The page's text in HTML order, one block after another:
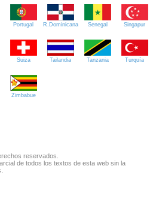
Portugal R.Dominicana Senegal Singapur
Suiza Tailandia Tanzania Turquía
Zimbabue
reservados.
de todos los textos de esta web sin la